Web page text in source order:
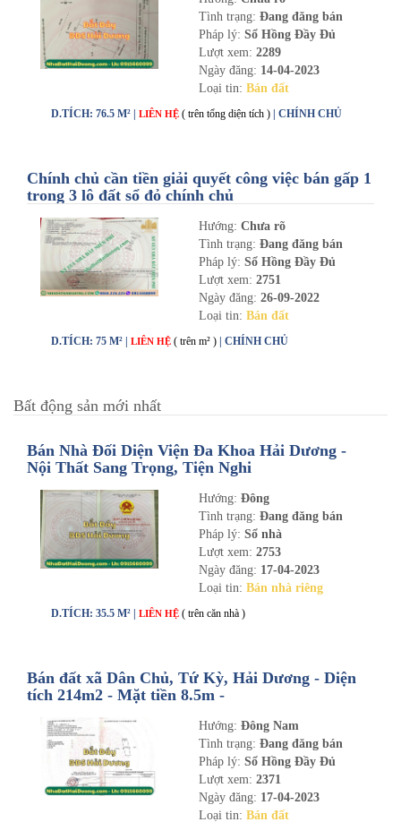
Tình trạng: Đang đăng bán
Pháp lý: Sổ Hồng Đầy Đủ
Lượt xem: 2289
Ngày đăng: 14-04-2023
Loại tin: Bán đất
D.TÍCH: 76.5 M² | LIÊN HỆ ( trên tổng diện tích ) | CHÍNH CHỦ
Chính chủ cần tiền giải quyết công việc bán gấp 1
trong 3 lô đất sổ đỏ chính chủ
Hướng: Chưa rõ
Tình trạng: Đang đăng bán
Pháp lý: Sổ Hồng Đầy Đủ
Lượt xem: 2751
Ngày đăng: 26-09-2022
Loại tin: Bán đất
D.TÍCH: 75 M² | LIÊN HỆ ( trên m² ) | CHÍNH CHỦ
Bất động sản mới nhất
Bán Nhà Đối Diện Viện Đa Khoa Hải Dương -
Nội Thất Sang Trọng, Tiện Nghi
Hướng: Đông
Tình trạng: Đang đăng bán
Pháp lý: Sổ nhà
Lượt xem: 2753
Ngày đăng: 17-04-2023
Loại tin: Bán nhà riêng
D.TÍCH: 35.5 M² | LIÊN HỆ ( trên căn nhà )
Bán đất xã Dân Chủ, Tứ Kỳ, Hải Dương - Diện
tích 214m2 - Mặt tiền 8.5m -
Hướng: Đông Nam
Tình trạng: Đang đăng bán
Pháp lý: Sổ Hồng Đầy Đủ
Lượt xem: 2371
Ngày đăng: 17-04-2023
Loại tin: Bán đất